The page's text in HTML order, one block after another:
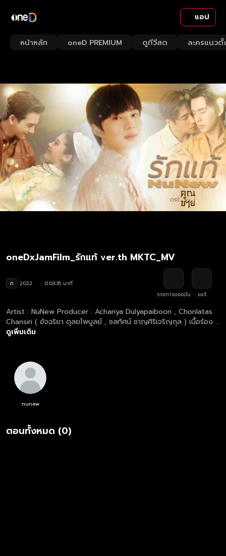
แอป
หน้าหลัก oneD PREMIUM ดูทีวีสด ละครแนวตั้
oneDxJamFilm_รักแท้ ver.th MKTC_MV
ท 2022
0:03:35 นาที
รายการของฉัน
แชร์
Artist : NuNew Producer : Achariya Dulyapaiboon , Chonlatas
Chansiri ( อัจฉริยา ดุลยไพบูลย์ , ชลทัศน์ ชาญศิริเจริญกุล ) เนื้อร้อง /
ทำนอง : อัจฉริยา ดุลยไพบูลย์ เรียบเรียง : ชลทัศน์ ชาญศิริเจริญกุล
กุล / ครูพีร์ Digital Editor : ชลทัศน์ ชาญศิริเจริญกุล Mix -
Mastering : ระวี กังสนารักษ์ Recording at DBS studio by Breeze
, Chonlatas studio
ดูเพิ่มเติม
nunew
ตอนทั้งหมด (0)